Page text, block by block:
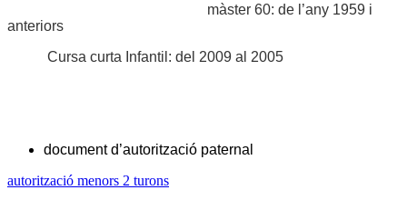
màster 60: de l’any 1959 i
anteriors
Cursa curta Infantil: del 2009 al 2005
document d’autorització paternal
autorització menors 2 turons